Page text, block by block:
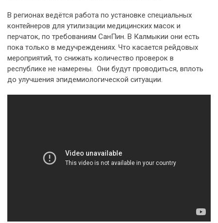
В регионах ведётся работа по установке специальных
контейнеров для утилизации медицинских масок и
перчаток, по требованиям СанПин. В Калмыкии они есть
пока только в медучреждениях. Что касается рейдовых
мероприятий, то снижать количество проверок в
республике не намерены. Они будут проводиться, вплоть
до улучшения эпидемиологической ситуации.